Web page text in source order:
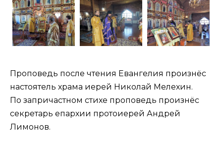
Проповедь после чтения Евангелия произнёс
настоятель храма иерей Николай Мелехин.
По запричастном стихе проповедь произнёс
секретарь епархии протоиерей Андрей
Лимонов.